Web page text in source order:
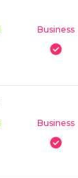
Business
Business